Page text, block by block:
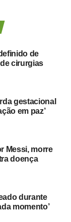
(PLP)
Derrite (PP-
julho
Trad
mediante
de
cirurgias
gestacional
em paz’
Messi, morre
doença
durante
momento’